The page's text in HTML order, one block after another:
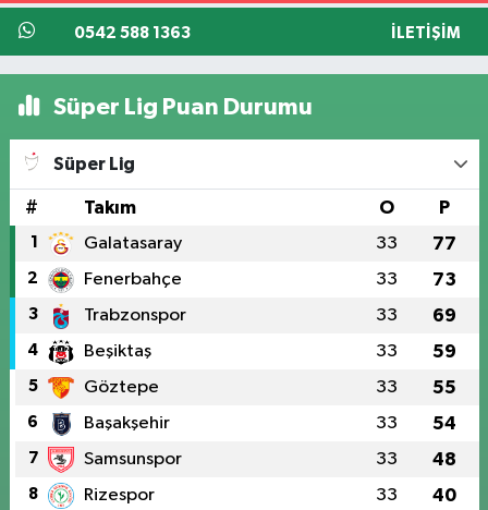
0542 588 1363 İLETIŞIM
Süper Lig Puan Durumu
Süper Lig
# Takım O P
1 Galatasaray 33 77
2 Fenerbahçe 33 73
3 Trabzonspor 33 69
4 Beşiktaş 33 59
5 Göztepe 33 55
6 Başakşehir 33 54
7 Samsunspor 33 48
8 Rizespor 33 40